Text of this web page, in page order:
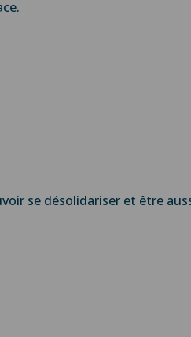
se désolidariser et être